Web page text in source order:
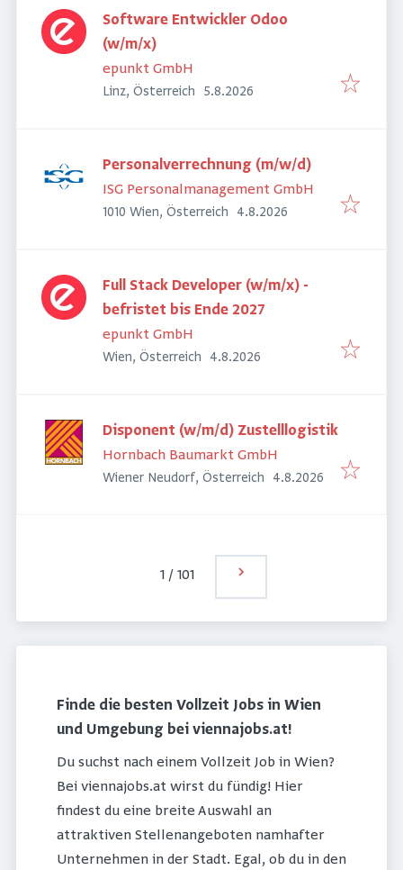
Software Entwickler Odoo
(w/m/x)
epunkt GmbH
Linz, Österreich Veröffentlicht
5.8.2026
Personalverrechnung (m/w/d)
ISG Personalmanagement GmbH
1010 Wien, Österreich Veröffentlicht
4.8.2026
Full Stack Developer (w/m/x) -
befristet bis Ende 2027
epunkt GmbH
Wien, Österreich Veröffentlicht
4.8.2026
Disponent (w/m/d) Zustelllogistik
Hornbach Baumarkt GmbH
Wiener Neudorf, Österreich Veröffentlicht:
4.8.2026
1 /101
Finde die besten Vollzeit Jobs in Wien
und Umgebung bei viennajobs.at!
Du suchst nach einem Vollzeit Job in Wien?
Bei viennajobs.at wirst du fündig! Hier
findest du eine breite Auswahl an
attraktiven Stellenangeboten namhafter
Unternehmen in der Stadt. Egal, ob du in den